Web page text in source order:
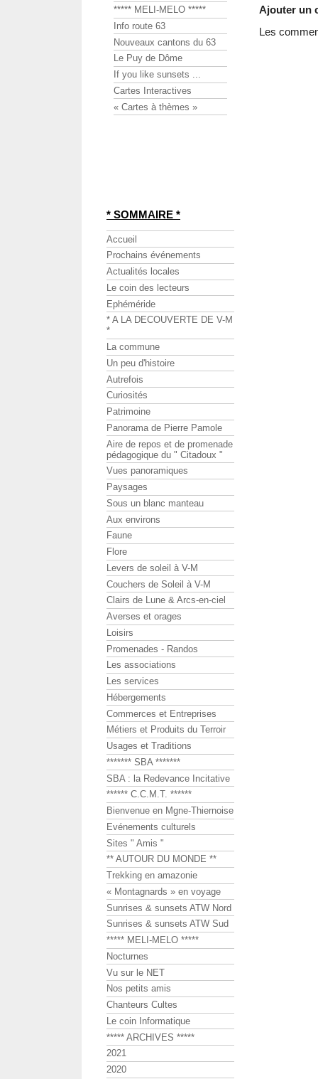
Ajouter un
Les
***** MELI-MELO *****
Info route 63
Nouveaux cantons du 63
Le Puy de Dôme
If you like sunsets ...
Cartes Interactives
« Cartes à thèmes »
* SOMMAIRE *
Accueil
Prochains événements
Actualités locales
Le coin des lecteurs
Ephéméride
* A LA DECOUVERTE DE V-M
*
La commune
Un peu d'histoire
Autrefois
Curiosités
Patrimoine
Panorama de Pierre Pamole
Aire de repos et de promenade
pédagogique du " Citadoux "
Vues panoramiques
Paysages
Sous un blanc manteau
Aux environs
Faune
Flore
Levers de soleil à V-M
Couchers de Soleil à V-M
Clairs de Lune & Arcs-en-ciel
Averses et orages
Loisirs
Promenades - Randos
Les associations
Les services
Hébergements
Commerces et Entreprises
Métiers et Produits du Terroir
Usages et Traditions
******* SBA *******
SBA : la Redevance Incitative
****** C.C.M.T. ******
Bienvenue en Mgne-Thiernoise
Evénements culturels
Sites " Amis "
** AUTOUR DU MONDE **
Trekking en amazonie
« Montagnards » en voyage
Sunrises & sunsets ATW Nord
Sunrises & sunsets ATW Sud
***** MELI-MELO *****
Nocturnes
Vu sur le NET
Nos petits amis
Chanteurs Cultes
Le coin Informatique
***** ARCHIVES *****
2021
2020